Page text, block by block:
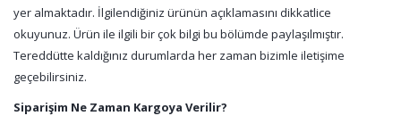
yer almaktadır. İlgilendiğiniz ürünün açıklamasını dikkatlice
okuyunuz. Ürün ile ilgili bir çok bilgi bu bölümde paylaşılmıştır.
Tereddütte kaldığınız durumlarda her zaman bizimle iletişime
geçebilirsiniz.
Siparişim Ne Zaman Kargoya Verilir?